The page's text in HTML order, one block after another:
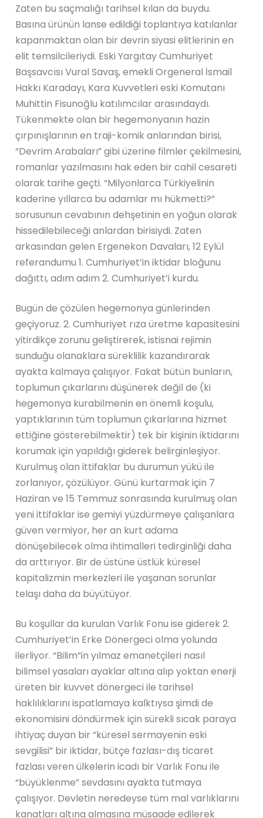
Zaten bu saçmalığı tarihsel kılan da buydu.
Basına ürünün lanse edildiği toplantıya katılanlar
kapanmaktan olan bir devrin siyasi elitlerinin en
elit temsilcileriydi. Eski Yargıtay Cumhuriyet
Başsavcısı Vural Savaş, emekli Orgeneral İsmail
Hakkı Karadayı, Kara Kuvvetleri eski Komutanı
Muhittin Fisunoğlu katılımcılar arasındaydı.
Tükenmekte olan bir hegemonyanın hazin
çırpınışlarının en traji-komik anlarından birisi,
“Devrim Arabaları” gibi üzerine filmler çekilmesini,
romanlar yazılmasını hak eden bir cahil cesareti
olarak tarihe geçti. “Milyonlarca Türkiyelinin
kaderine yıllarca bu adamlar mı hükmetti?”
sorusunun cevabının dehşetinin en yoğun olarak
hissedilebileceği anlardan birisiydi. Zaten
arkasından gelen Ergenekon Davaları, 12 Eylül
referandumu 1. Cumhuriyet’in iktidar bloğunu
dağıttı, adım adım 2. Cumhuriyet’i kurdu.
Bugün de çözülen hegemonya günlerinden
geçiyoruz. 2. Cumhuriyet rıza üretme kapasitesini
yitirdikçe zorunu geliştirerek, istisnai rejimin
sunduğu olanaklara süreklilik kazandırarak
ayakta kalmaya çalışıyor. Fakat bütün bunların,
toplumun çıkarlarını düşünerek değil de (ki
hegemonya kurabilmenin en önemli koşulu,
yaptıklarının tüm toplumun çıkarlarına hizmet
ettiğine gösterebilmektir) tek bir kişinin iktidarını
korumak için yapıldığı giderek belirginleşiyor.
Kurulmuş olan ittifaklar bu durumun yükü ile
zorlanıyor, çözülüyor. Günü kurtarmak için 7
Haziran ve 15 Temmuz sonrasında kurulmuş olan
yeni ittifaklar ise gemiyi yüzdürmeye çalışanlara
güven vermiyor, her an kurt adama
dönüşebilecek olma ihtimalleri tedirginliği daha
da arttırıyor. Bir de üstüne üstlük küresel
kapitalizmin merkezleri ile yaşanan sorunlar
telaşı daha da büyütüyor.
Bu koşullar da kurulan Varlık Fonu ise giderek 2.
Cumhuriyet’in Erke Dönergeci olma yolunda
ilerliyor. “Bilim”in yılmaz emanetçileri nasıl
bilimsel yasaları ayaklar altına alıp yoktan enerji
üreten bir kuvvet dönergeci ile tarihsel
haklılıklarını ispatlamaya kalktıysa şimdi de
ekonomisini döndürmek için sürekli sıcak paraya
ihtiyaç duyan bir “küresel sermayenin eski
sevgilisi” bir iktidar, bütçe fazlası-dış ticaret
fazlası veren ülkelerin icadı bir Varlık Fonu ile
“büyüklenme” sevdasını ayakta tutmaya
çalışıyor. Devletin neredeyse tüm mal varlıklarını
kanatları altına almasına müsaade edilerek